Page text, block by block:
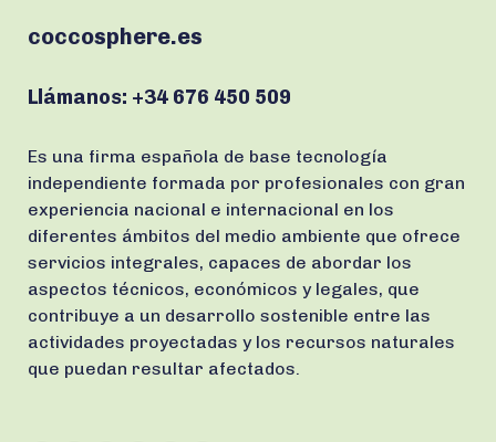
coccosphere.es
Llámanos: +34 676 450 509
Es una firma española de base tecnología
independiente formada por profesionales con gran
experiencia nacional e internacional en los
diferentes ámbitos del medio ambiente que ofrece
servicios integrales, capaces de abordar los
aspectos técnicos, económicos y legales, que
contribuye a un desarrollo sostenible entre las
actividades proyectadas y los recursos naturales
que puedan resultar afectados.